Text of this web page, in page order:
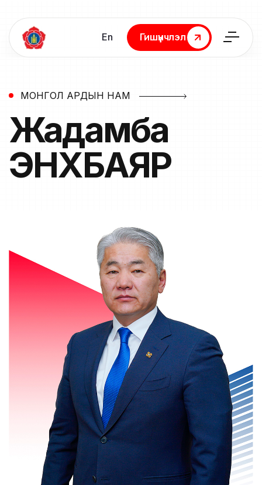
En
Гишүүнчлэл
Гишүүнчлэл
МОНГОЛ АРДЫН НАМ
Жадамба
ЭНХБАЯР